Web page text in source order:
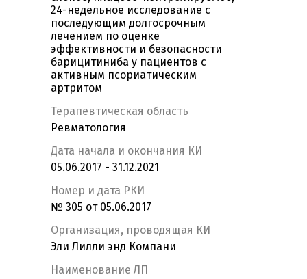
24-недельное исследование с
последующим долгосрочным
лечением по оценке
эффективности и безопасности
барицитиниба у пациентов с
активным псориатическим
артритом
Терапевтическая область
Ревматология
Дата начала и окончания КИ
05.06.2017 - 31.12.2021
Номер и дата РКИ
№ 305 от 05.06.2017
Организация, проводящая КИ
Эли Лилли энд Компани
Наименование ЛП